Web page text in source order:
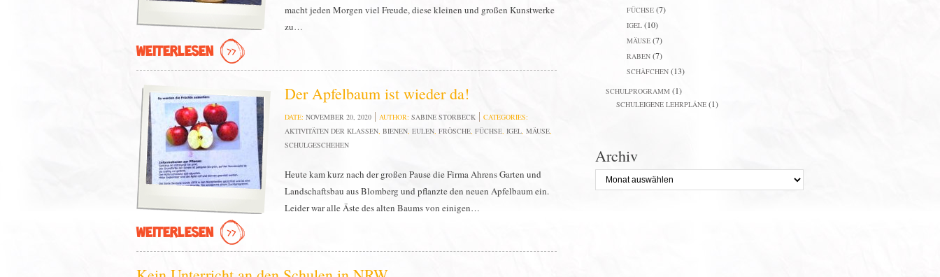
macht jeden Morgen viel Freude, diese kleinen und großen Kunstwerke
zu…
WEITERLESEN
Der Apfelbaum ist wieder da!
DATE: NOVEMBER 20, 2020 AUTHOR: SABINE STORBECK
CATEGORIES:
AKTIVITÄTEN DER KLASSEN, BIENEN, EULEN, FRÖSCHE, FÜCHSE, IGEL, MÄUSE,
SCHULGESCHEHEN
Heute kam kurz nach der großen Pause die Firma Ahrens Garten und
Landschaftsbau aus Blomberg und pflanzte den neuen Apfelbaum ein.
Leider war alle Äste des alten Baums von einigen…
WEITERLESEN
FÜCHSE (7)
IGEL (10)
MÄUSE (7)
RABEN (7)
SCHÄFCHEN (13)
SCHULPROGRAMM (1)
SCHULEIGENE LEHRPLÄNE (1)
Archiv
Archiv